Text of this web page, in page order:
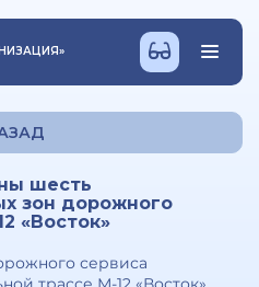
»
шесть
зон дорожного
«Восток»
сервиса